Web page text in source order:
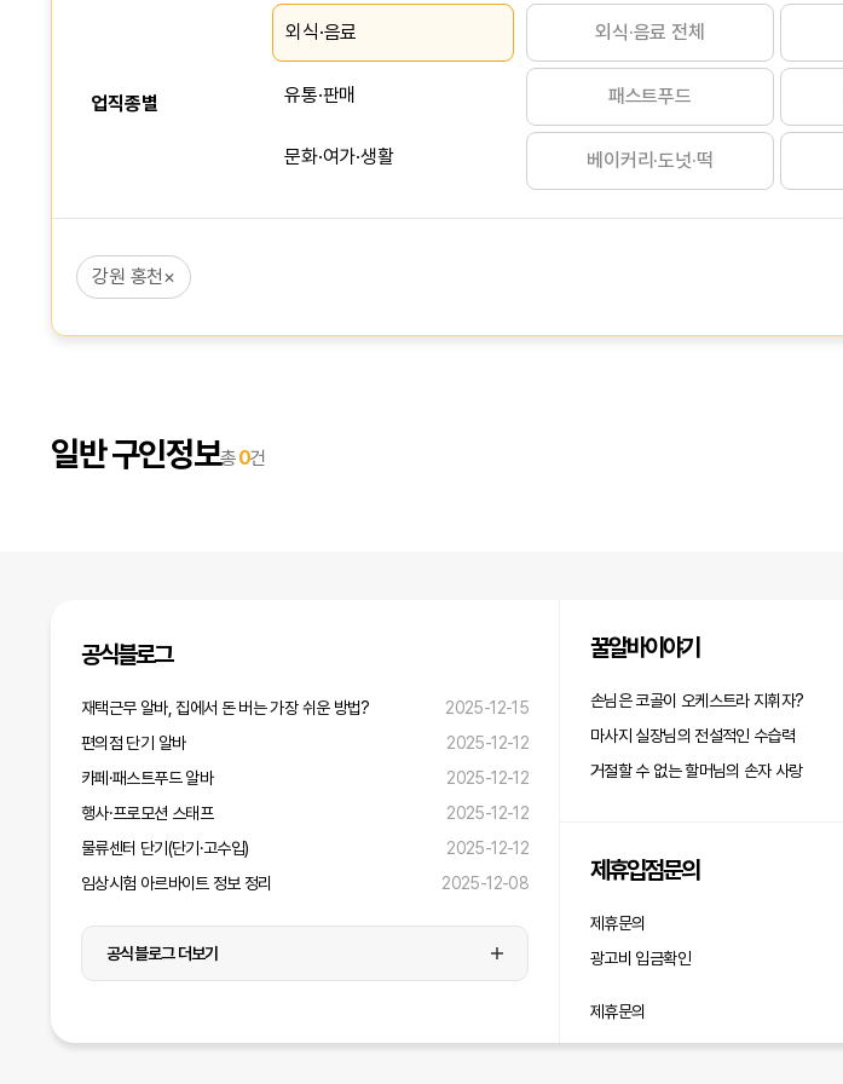
업직종별
외식·음료
유통·판매
문화·여가·생활
서비스
상담·영업·리서치
운전·배달
외식·음료 전체
패스트푸드
베이커리·도넛·떡
도시락·반찬
강원 홍천×
일반 구인정보총0건
공식블로그
재택근무 알바, 집에서 돈 버는 가장 쉬운 방법?
2025-12-15
편의점 단기 알바
2025-12-12
카페·패스트푸드 알바
2025-12-12
행사·프로모션 스태프
2025-12-12
물류센터 단기(단기·고수입)
2025-12-12
임상시험 아르바이트 정보 정리
2025-12-08
공식블로그 더보기
꿀알바이야기
손님은 코골이 오케스트라 지휘자?
마사지 실장님의 전설적인 수습력
거절할 수 없는 할머님의 손자 사랑
제휴입점문의
제휴문의
광고비 입금확인
제휴문의